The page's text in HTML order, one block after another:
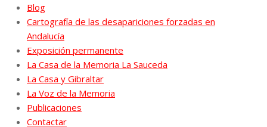
Blog
Cartografía de las desapariciones forzadas en
Andalucía
Exposición permanente
La Casa de la Memoria La Sauceda
La Casa y Gibraltar
La Voz de la Memoria
Publicaciones
Contactar